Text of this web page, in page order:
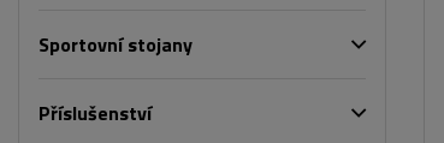
Sportovní stojany
Příslušenství